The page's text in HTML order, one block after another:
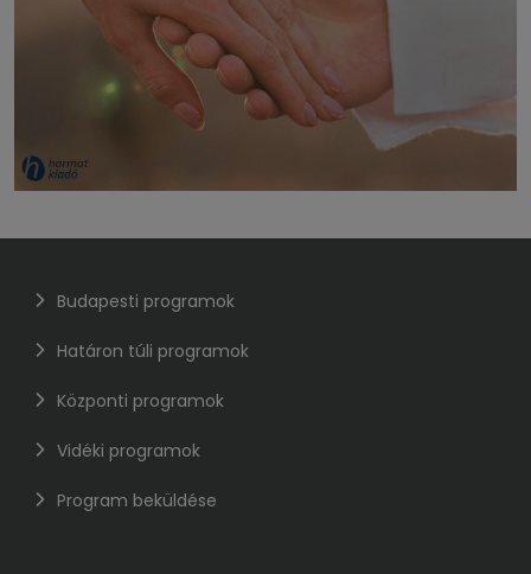
Budapesti programok
Határon túli programok
Központi programok
Vidéki programok
Program beküldése